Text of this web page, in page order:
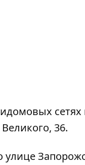
, 36.
улице